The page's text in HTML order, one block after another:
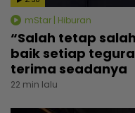
mStar | Hiburan
“Salah tetap
baik setiap
terima seadanya
22 min lalu